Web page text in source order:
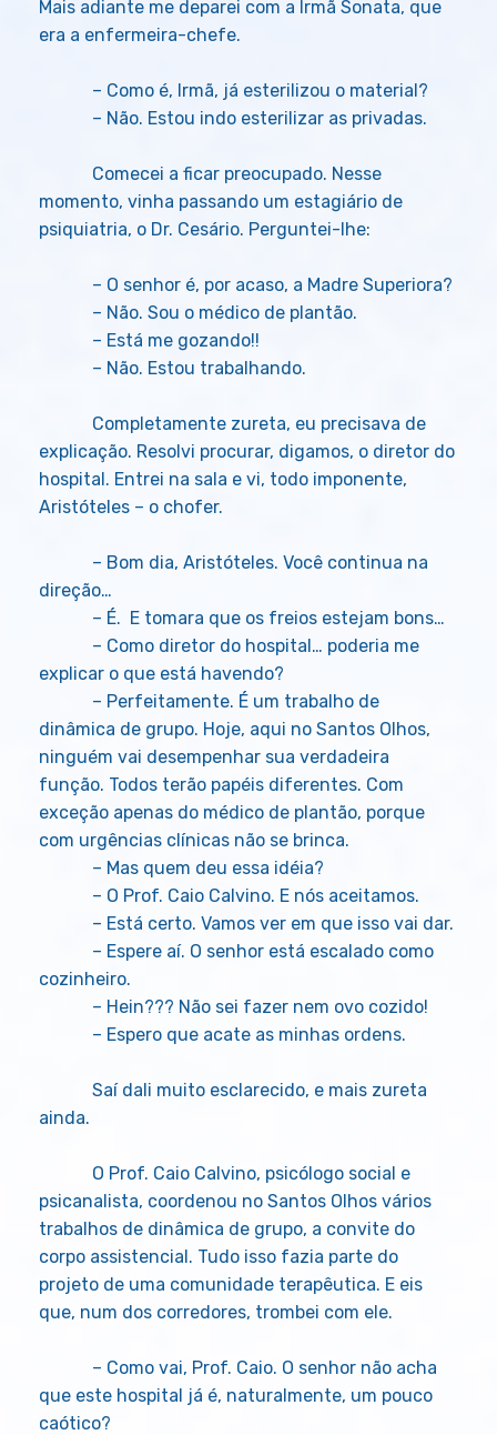
Mais adiante me deparei com a Irmã Sonata, que
era a enfermeira-chefe.
– Como é, Irmã, já esterilizou o material?
– Não. Estou indo esterilizar as privadas.
Comecei a ficar preocupado. Nesse
momento, vinha passando um estagiário de
psiquiatria, o Dr. Cesário. Perguntei-lhe:
– O senhor é, por acaso, a Madre Superiora?
– Não. Sou o médico de plantão.
– Está me gozando!!
– Não. Estou trabalhando.
Completamente zureta, eu precisava de
explicação. Resolvi procurar, digamos, o diretor do
hospital. Entrei na sala e vi, todo imponente,
Aristóteles – o chofer.
– Bom dia, Aristóteles. Você continua na
direção…
– É. E tomara que os freios estejam bons…
– Como diretor do hospital… poderia me
explicar o que está havendo?
– Perfeitamente. É um trabalho de
dinâmica de grupo. Hoje, aqui no Santos Olhos,
ninguém vai desempenhar sua verdadeira
função. Todos terão papéis diferentes. Com
exceção apenas do médico de plantão, porque
com urgências clínicas não se brinca.
– Mas quem deu essa idéia?
– O Prof. Caio Calvino. E nós aceitamos.
– Está certo. Vamos ver em que isso vai dar.
– Espere aí. O senhor está escalado como
cozinheiro.
– Hein??? Não sei fazer nem ovo cozido!
– Espero que acate as minhas ordens.
Saí dali muito esclarecido, e mais zureta
ainda.
O Prof. Caio Calvino, psicólogo social e
psicanalista, coordenou no Santos Olhos vários
trabalhos de dinâmica de grupo, a convite do
corpo assistencial. Tudo isso fazia parte do
projeto de uma comunidade terapêutica. E eis
que, num dos corredores, trombei com ele.
– Como vai, Prof. Caio. O senhor não acha
que este hospital já é, naturalmente, um pouco
caótico?